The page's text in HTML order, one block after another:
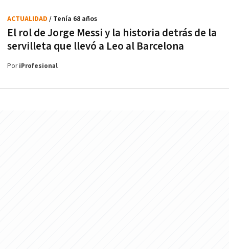
El rol de Jorge Messi y la historia detrás de la
servilleta que llevó a Leo al Barcelona
ACTUALIDAD / Tenía 68 años
PoriProfesional